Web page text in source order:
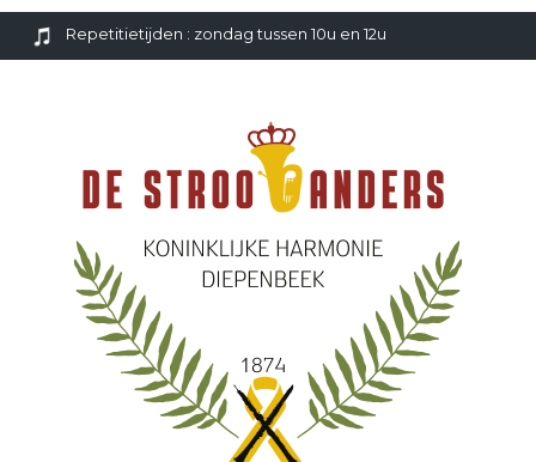
Repetitietijden : zondag tussen 10u en 12u